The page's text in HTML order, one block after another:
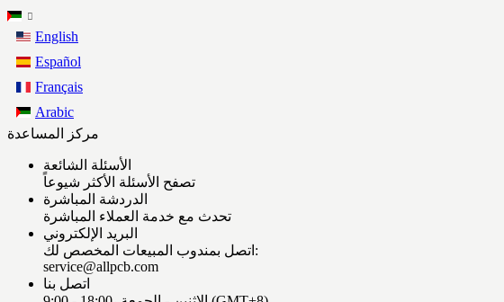
English
Español
Français
Arabic
مركز المساعدة
الأسئلة الشائعة
تصفح الأسئلة الأكثر شيوعاً
الدردشة المباشرة
تحدث مع خدمة العملاء المباشرة
البريد الإلكتروني
اتصل بمندوب المبيعات المخصص لك:
service@allpcb.com
اتصل بنا